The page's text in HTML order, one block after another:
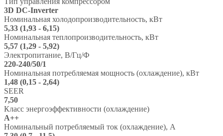
Pump"
MDSAN-
18HRFN8
/
MDOAN-
18HFN8
3D DC-Inverter
Номинальная холодопроизводительность, кВт
5,33 (1,93 - 6,15)
Номинальная теплопроизводительность, кВт
5,57 (1,29 - 5,92)
Электропитание, В/Гц/Ф
220-240/50/1
Номинальная потребляемая мощность (охлаждение), кВт
1,48 (0,15 - 2,64)
SEER
7,50
Класс энергоэффективности (охлаждение)
A++
Номинальный потребляемый ток (охлаждение), А